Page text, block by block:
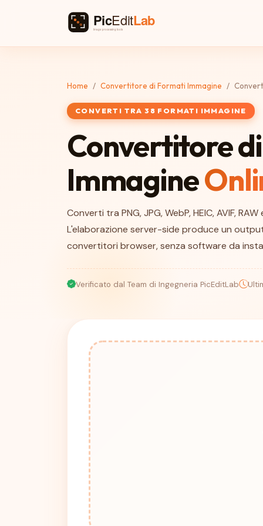
Home Convertitore di Formati Immagine
CONVERTI TRA 38 FORMATI IMMAGINE
Convertitore
Immagine
Converti tra PNG, JPG, WebP, HEIC, AVIF,
L'elaborazione server-side produce un
convertitori browser, senza software da
Verificato dal Team di Ingegneria PicEditLab